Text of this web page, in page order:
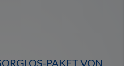
PAKET VON